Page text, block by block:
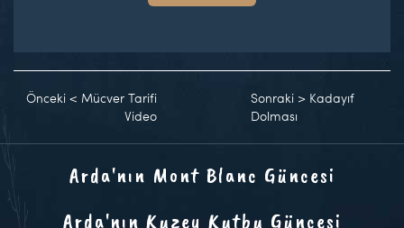
Önceki < Mücver Tarifi
Video
Sonraki > Kadayıf
Dolması
Arda'nın Mont Blanc Güncesi
Arda'nın Kuzey Kutbu Güncesi